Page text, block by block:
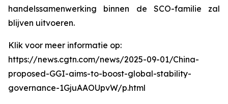
handelssamenwerking binnen de SCO-familie zal
blijven uitvoeren.
Klik voor meer informatie op:
https://news.cgtn.com/news/2025-09-01/China-
proposed-GGI-aims-to-boost-global-stability-
governance-1GjuAAOUpvW/p.html